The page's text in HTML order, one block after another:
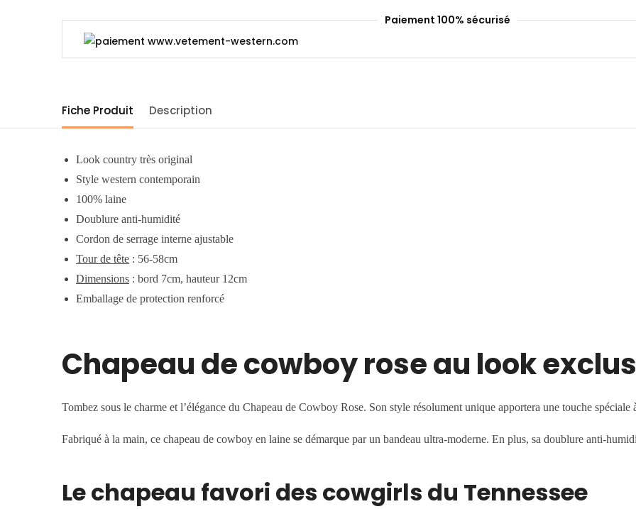
Paiement 100% sécurisé
Fiche Produit Description
Look country très original
Style western contemporain
100% laine
Doublure anti-humidité
Cordon de serrage interne ajustable
Tour de tête : 56-58cm
Dimensions : bord 7cm, hauteur 12cm
Emballage de protection renforcé
Chapeau de cowboy rose au look
Tombez sous le charme et l’élégance du Chapeau de Cowboy Rose. Son style résolument unique apportera une touche
Fabriqué à la main, ce chapeau de cowboy en laine se démarque par un bandeau ultra-moderne. En plus, sa doublure anti-
Le chapeau favori des cowgirls du Tennessee